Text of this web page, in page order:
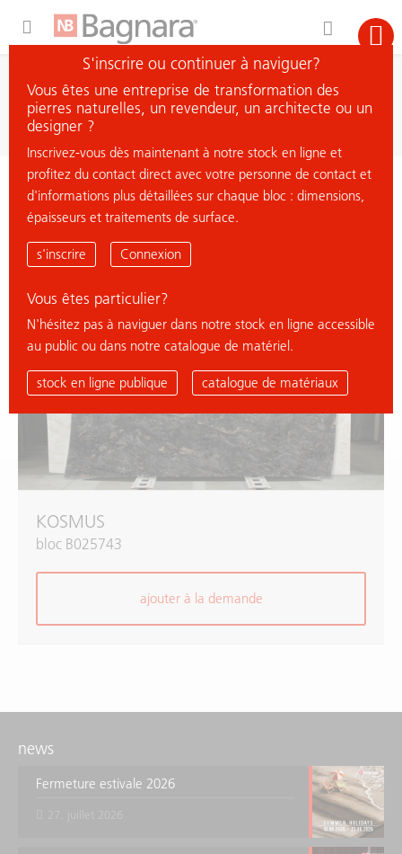
chercher matière
< retour à la vue d'ensemble
KOSMUS
KOSMUS
bloc B025743
ajouter à la demande
news
Fermeture estivale 2026
S'inscrire ou continuer à naviguer?
Vous êtes une entreprise de transformation des
pierres naturelles, un revendeur, un architecte ou un
designer ?
Inscrivez-vous dès maintenant à notre stock en ligne et
profitez du contact direct avec votre personne de contact et
d'informations plus détaillées sur chaque bloc : dimensions,
épaisseurs et traitements de surface.
s'inscrire Connexion
Vous êtes particulier?
N'hésitez pas à naviguer dans notre stock en ligne accessible
au public ou dans notre catalogue de matériel.
stock en ligne publique catalogue de matériaux